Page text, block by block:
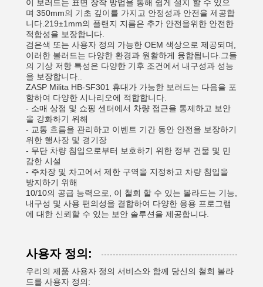
이 보러드는 표면 장착 방법을 통해 쉽게 설치 할 수 있으
며 350mm의 기초 깊이를 가지고 안정성과 안전을 제공합
니다.219±1mm의 플랜지 지름은 추가 안전을위한 안전한
적합성을 보장합니다.
검은색 또는 사용자 정의 가능한 OEM 색상으로 제공되며,
이러한 볼러드는 다양한 환경과 원활하게 융합됩니다.그들
의 기상 저항 특성은 다양한 기후 조건에서 내구성과 성능
을 보장합니다..
ZASP Milita HB-SF301 휴대가 가능한 보러드는 다음을 포
함하여 다양한 시나리오에 적합합니다.
- 소매 상점 및 쇼핑 센터에서 차량 접근을 통제하고 보안
을 강화하기 위해
- 교통 흐름을 관리하고 이벤트 기간 동안 안전을 보장하기
위한 행사장 및 경기장
- 무단 차량 침입으로부터 보호하기 위한 정부 건물 및 민
감한 시설
- 주차장 및 차고에서 제한 구역을 지정하고 차량 침입을
방지하기 위해
10/10의 공급 능력으로, 이 철회 할 수 있는 볼라드는 기능,
내구성 및 사용 편의성을 결합하여 다양한 응용 프로그램
에 대한 신뢰할 수 있는 보안 솔루션을 제공합니다.
사용자 정의:
우리의 제품 사용자 정의 서비스와 함께 당신의 철회 볼라
드를 사용자 정의: